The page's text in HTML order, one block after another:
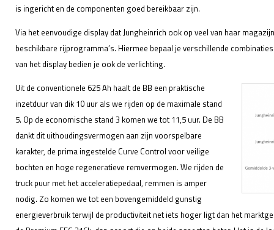
is ingericht en de componenten goed bereikbaar zijn.
Via het eenvoudige display dat Jungheinrich ook op veel van haar
beschikbare rijprogramma’s. Hiermee bepaal je verschillende
van het display bedien je ook de verlichting.
Uit de conventionele 625 Ah haalt de BB een praktische
inzetduur van dik 10 uur als we rijden op de maximale stand
5. Op de economische stand 3 komen we tot 11,5 uur. De BB
dankt dit uithoudingsvermogen aan zijn voorspelbare
karakter, de prima ingestelde Curve Control voor veilige
bochten en hoge regeneratieve remvermogen. We rijden de
truck puur met het acceleratiepedaal, remmen is amper
nodig. Zo komen we tot een bovengemiddeld gunstig
energieverbruik terwijl de productiviteit net iets hoger ligt dan het